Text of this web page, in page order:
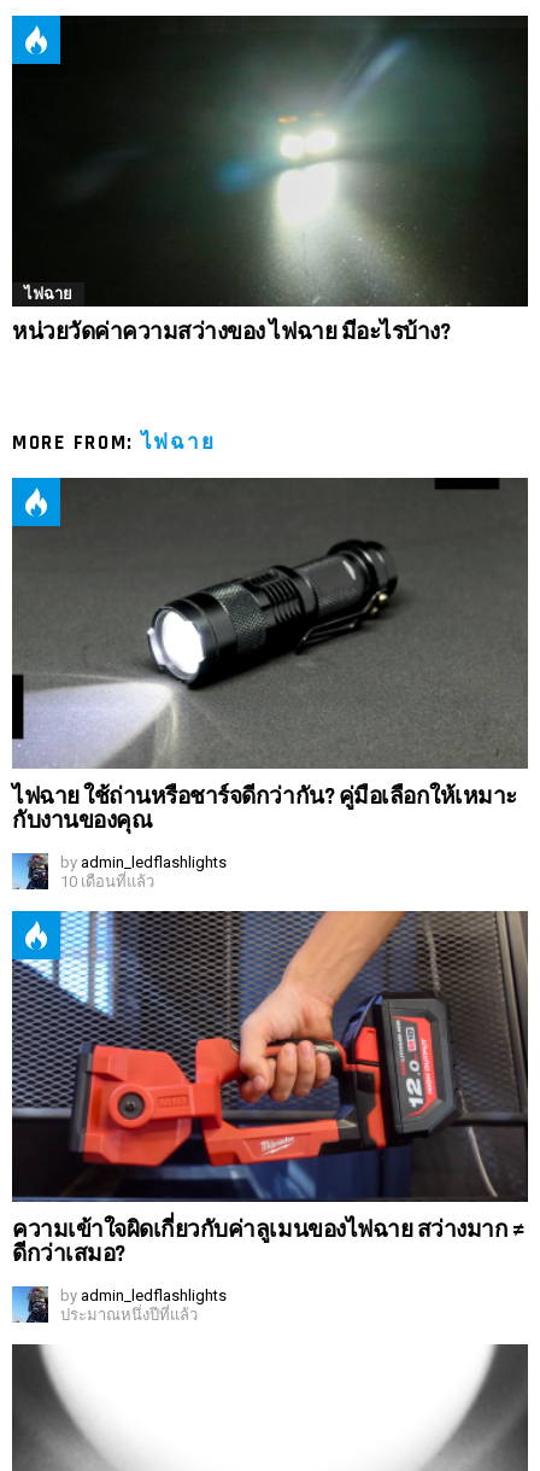
ไฟฉาย
หน่วยวัดค่าความสว่างของ ไฟฉาย มีอะไรบ้าง?
MORE FROM:ไฟฉาย
ไฟฉาย ใช้ถ่านหรือชาร์จดีกว่ากัน? คู่มือเลือกให้เหมาะ
กับงานของคุณ
by admin_ledflashlights
10 เดือนที่แล้ว
ความเข้าใจผิดเกี่ยวกับค่าลูเมนของไฟฉาย สว่างมาก ≠
ดีกว่าเสมอ?
by admin_ledflashlights
ประมาณหนึ่งปีที่แล้ว